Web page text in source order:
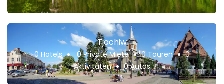
Tjachiw
0 Hotels 0 Private Miete 0 Touren
0
Aktivitäten
0 Autos